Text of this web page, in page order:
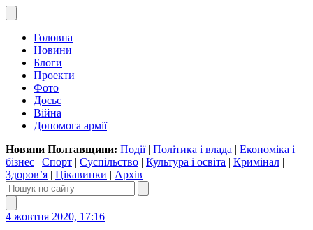
Головна
Новини
Блоги
Проекти
Фото
Досьє
Війна
Допомога армії
Новини Полтавщини: Події| Політика і влада | Економіка і
бізнес | Спорт | Суспільство | Культура і освіта | Кримінал |
Здоров’я | Цікавинки | Архів
4 жовтня 2020, 17:16